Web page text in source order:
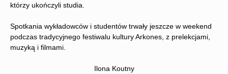
którzy ukończyli studia.
Spotkania wykładowców i studentów trwały jeszcze w weekend
podczas tradycyjnego festiwalu kultury Arkones, z prelekcjami,
muzyką i filmami.
Ilona Koutny